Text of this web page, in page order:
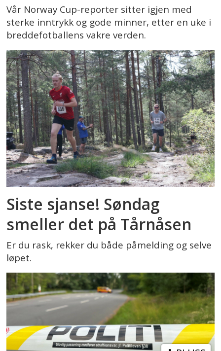
Vår Norway Cup-reporter sitter igjen med
sterke inntrykk og gode minner, etter en uke i
breddefotballens vakre verden.
Siste sjanse! Søndag
smeller det på Tårnåsen
Er du rask, rekker du både påmelding og selve
løpet.